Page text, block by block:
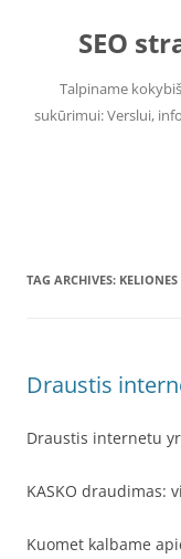
contentSEO
Talpiname
sukūrimui: Verslui,
TAG ARCHIVES:
Draustis
Draustis internetu
KASKO draudimas:
Kuomet kalbame